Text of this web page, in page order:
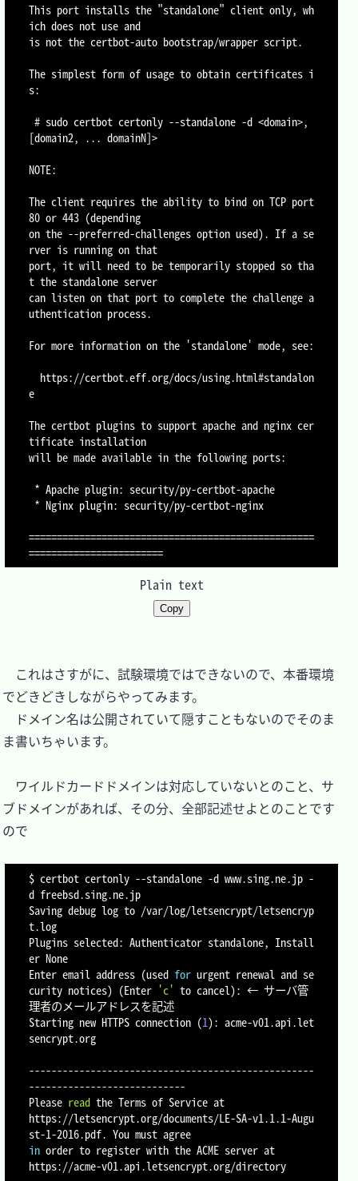
This port installs the "standalone" client only, wh
ich does not use and
is not the certbot-auto bootstrap/wrapper script.
The simplest form of usage to obtain certificates i
s:
# sudo certbot certonly --standalone -d <domain>,
[domain2, ... domainN]>
NOTE:
The client requires the ability to bind on TCP port
80 or 443 (depending
on the --preferred-challenges option used). If a se
rver is running on that
port, it will need to be temporarily stopped so tha
t the standalone server
can listen on that port to complete the challenge a
uthentication process.
For more information on the 'standalone' mode, see:
e
The certbot plugins to support apache and nginx cer
tificate installation
will be made available in the following ports:
===================================================
Plain text
Copy
これはさすがに、試験環境ではできないので、本番環境
でどきどきしながらやってみます。
ドメイン名は公開されていて隠すこともないのでそのま
ま書いちゃいます。
ワイルドカードドメインは対応していないとのこと、サ
ブドメインがあれば、その分、全部記述せよとのことです
ので
$ certbot certonly --standalone -d www.sing.ne.jp -
d freebsd.sing.ne.jp
Saving debug log to /var/log/letsencrypt/letsencryp
t.log
Plugins selected: Authenticator standalone, Install
er None
Enter email address (used for urgent renewal and se
curity notices) (Enter 'c' to cancel): ← サーバ管
理者のメールアドレスを記述
Starting new HTTPS connection (1): acme-v01.api.let
sencrypt.org
---------------------------------------------------
----------------------------
Please read the Terms of Service at
https://letsencrypt.org/documents/LE-SA-v1.1.1-Augu
in order to register with the ACME server at
https://acme-v01.api.letsencrypt.org/directory